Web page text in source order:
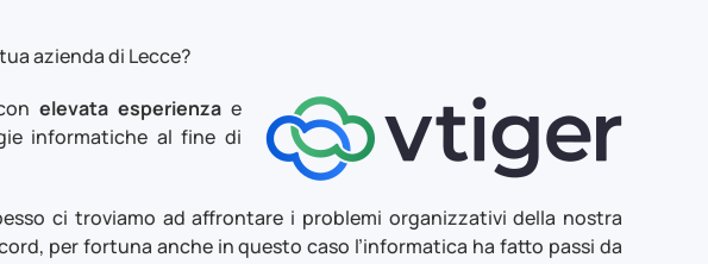
azienda di Lecce?
elevata esperienzae
informatiche al fine di
ci troviamo ad affrontare i problemi organizzativi della nostra
per fortuna anche in questo caso l’informatica ha fatto passi da